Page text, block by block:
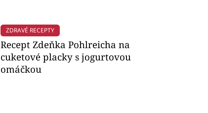
ZDRAVÉ RECEPTY
Recept Zdeňka Pohlreicha na
cuketové placky s jogurtovou
omáčkou